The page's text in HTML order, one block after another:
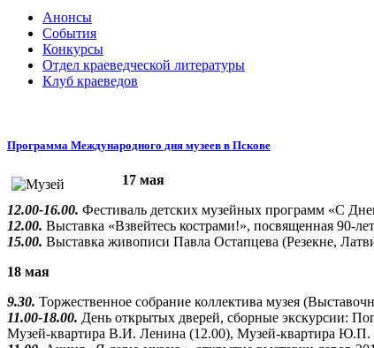
Анонсы
События
Конкурсы
Отдел краеведческой литературы
Клуб краеведов
Программа Международного дня музеев в Пскове
17 мая
12.00-16.00. Фестиваль детских музейных программ «С
12.00. Выставка «Взвейтесь кострами!», посвященная 90-
15.00. Выставка живописи Павла Остапцева (Резекне,
18 мая
9.30. Торжественное собрание коллектива музея
11.00-18.00. День открытых дверей, сборные экскурсии:
Музей-квартира В.И. Ленина (12.00), Музей-квартира Ю.П.